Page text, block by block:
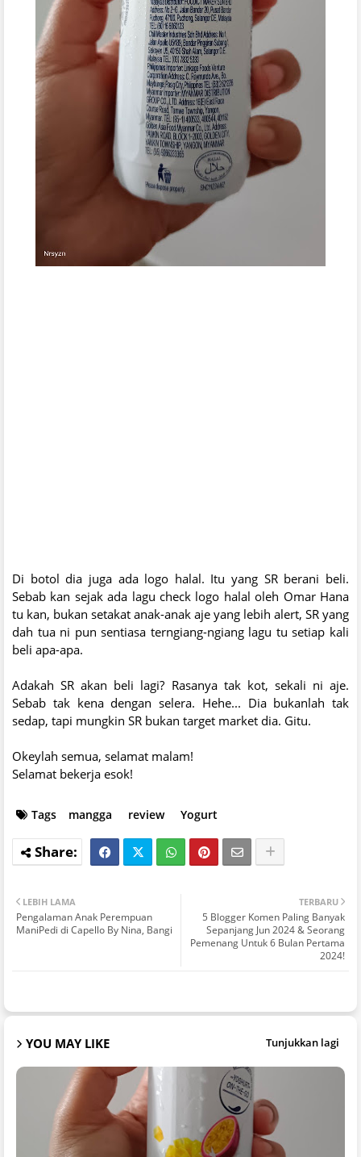
Di botol dia juga ada logo halal. Itu yang SR berani beli.
Sebab kan sejak ada lagu check logo halal oleh Omar Hana
tu kan, bukan setakat anak-anak aje yang lebih alert, SR yang
dah tua ni pun sentiasa terngiang-ngiang lagu tu setiap kali
beli apa-apa.
Adakah SR akan beli lagi? Rasanya tak kot, sekali ni aje.
Sebab tak kena dengan selera. Hehe... Dia bukanlah tak
sedap, tapi mungkin SR bukan target market dia. Gitu.
Okeylah semua, selamat malam!
Selamat bekerja esok!
Tags mangga review Yogurt
TERBARU
5 Blogger Komen Paling Banyak
Sepanjang Jun 2024 & Seorang
Pemenang Untuk 6 Bulan Pertama
2024!
LEBIH LAMA
Pengalaman Anak Perempuan
ManiPedi di Capello By Nina, Bangi
YOU MAY LIKE Tunjukkan lagi